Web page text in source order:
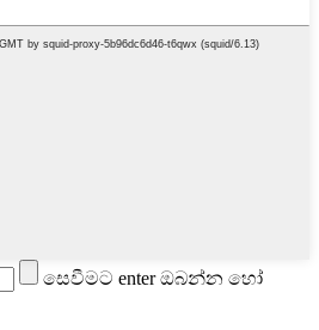
සෙවීමට enter ඔබන්න හෝ